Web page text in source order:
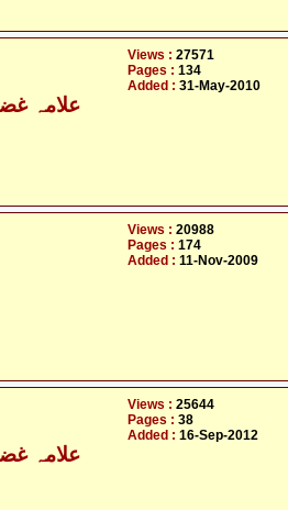
- علامہ
Views : 27571
Pages : 134
Added : 31-May-2010
Views : 20988
Pages : 174
Added : 11-Nov-2009
- علامہ
Views : 25644
Pages : 38
Added : 16-Sep-2012